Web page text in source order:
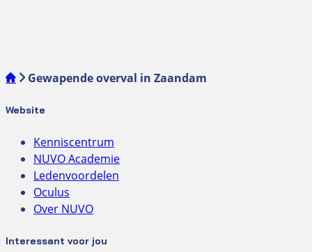
Gewapende overval in Zaandam
Website
Kenniscentrum
NUVO Academie
Ledenvoordelen
Oculus
Over NUVO
Interessant voor jou